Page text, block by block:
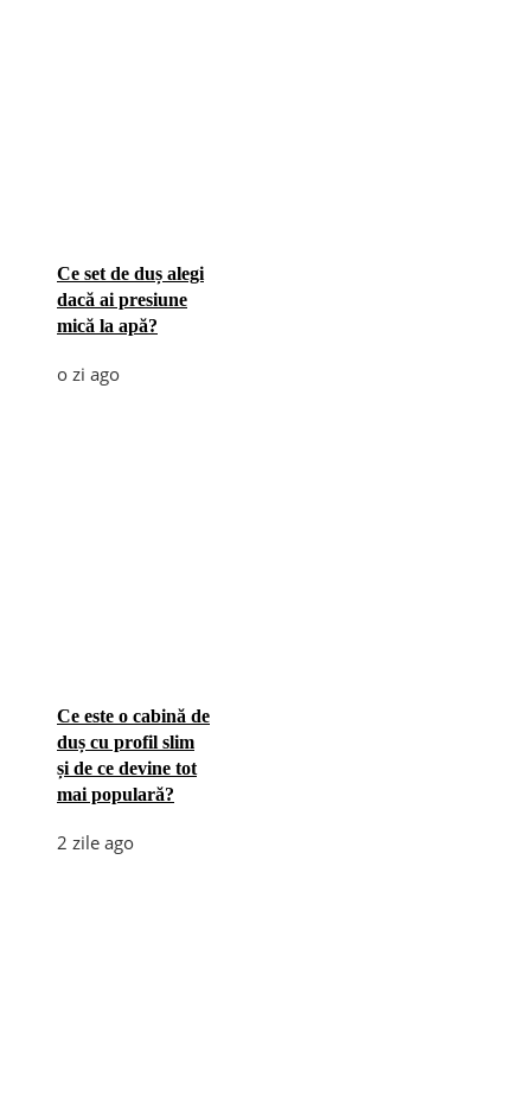
Ce set de duș alegi
dacă ai presiune
mică la apă?
o zi ago
Ce este o cabină de
duș cu profil slim
și de ce devine tot
mai populară?
2 zile ago